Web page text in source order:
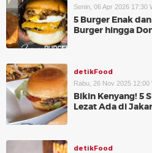
Senin, 06 Apr 2026 17:30
5 Burger Enak
Burger hingga
detikFood
Rabu, 26 Nov 2025 12:00
Bikin Kenyang! 5
Lezat Ada di
detikFood